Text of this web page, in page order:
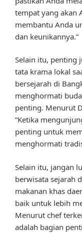
tempat yang akan
membantu Anda
dan keunikannya.”
Selain itu, penting
tata krama lokal
bersejarah di
menghormati
penting. Menurut
“Ketika
penting untuk
menghormati
Selain itu, jangan
berwisata sejarah
makanan khas
baik untuk lebih
Menurut chef
adalah bagian